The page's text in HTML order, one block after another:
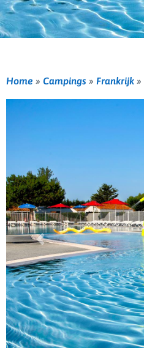
Home » Campings » Frankrijk »
Vorige